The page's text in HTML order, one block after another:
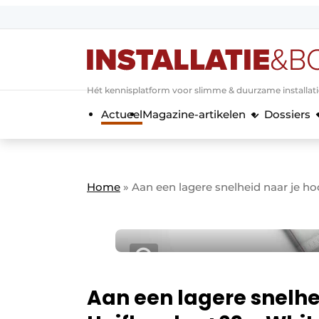
Algemene voorwaarden
Banner overzicht
BedrijvenAanmeldenBedankt voor de
Bedrijven
Evenement aanmelden
Meest gelezen
Privacy / Cookie statement
Hét kennisplatform voor slimme & duurzame
ActueelMagazine-artikelen Dossiers
Home » Aan een lagere snelheid naar je
Aan een lagere